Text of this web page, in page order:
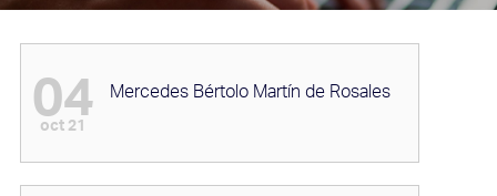
04
oct 21
Mercedes Bértolo Martín de Rosales